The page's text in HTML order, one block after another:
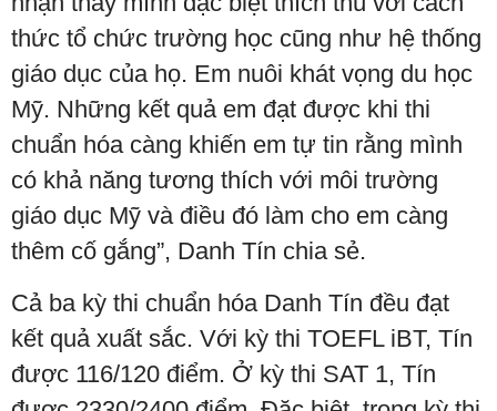
thức tổ chức trường học cũng như hệ thống
giáo dục của họ. Em nuôi khát vọng du học
Mỹ. Những kết quả em đạt được khi thi
chuẩn hóa càng khiến em tự tin rằng mình
có khả năng tương thích với môi trường
giáo dục Mỹ và điều đó làm cho em càng
thêm cố gắng”, Danh Tín chia sẻ.
Cả ba kỳ thi chuẩn hóa Danh Tín đều đạt
kết quả xuất sắc. Với kỳ thi TOEFL iBT, Tín
được 116/120 điểm. Ở kỳ thi SAT 1, Tín